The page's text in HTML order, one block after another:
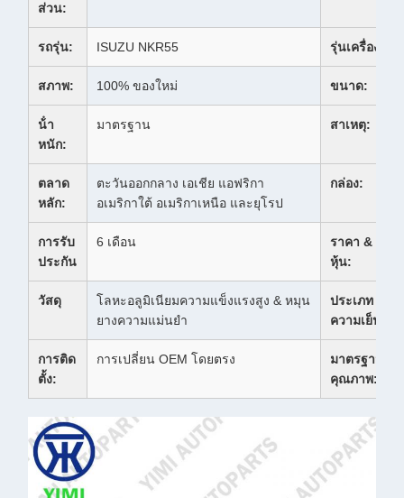
ส่วน:
รถรุ่น: ISUZU NKR55 รุ่นเครื่อง:
สภาพ: 100% ของใหม่ ขนาด:
น้ํา
หนัก:
มาตรฐาน สาเหตุ:
ตลาด
หลัก:
ตะวันออกกลาง เอเชีย แอฟริกา
อเมริกาใต้ อเมริกาเหนือ และยุโรป
กล่อง:
การรับ
ประกัน
6 เดือน
ราคา &
หุ้น:
วัสดุ
โลหะอลูมิเนียมความแข็งแรงสูง & หมุน
ยางความแม่นยํา
ประเภท
ความเย็น:
การติด
ตั้ง:
การเปลี่ยน OEM โดยตรง
มาตรฐาน
คุณภาพ: